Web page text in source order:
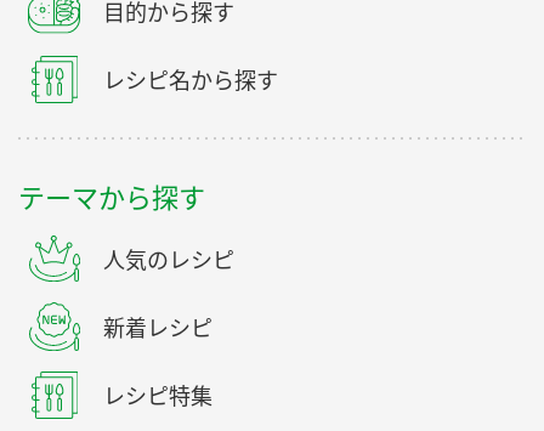
目的から探す
レシピ名から探す
テーマから探す
人気のレシピ
新着レシピ
レシピ特集